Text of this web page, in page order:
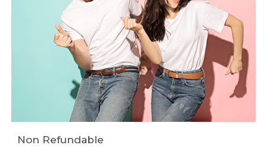
Non Refundable